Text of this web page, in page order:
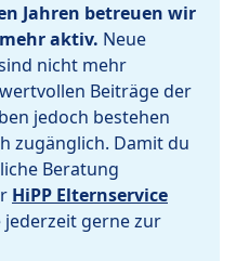
Jahren betreuen wir
aktiv. Neue
nicht mehr
Beiträge der
jedoch bestehen
zugänglich. Damit du
Beratung
HiPP Elternservice
jederzeit gerne zur